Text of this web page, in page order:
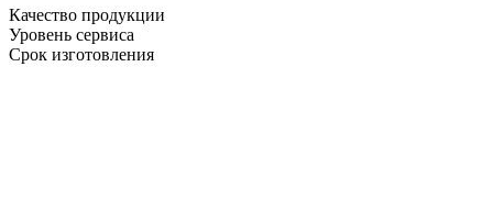
Качество продукции
Уровень сервиса
Срок изготовления